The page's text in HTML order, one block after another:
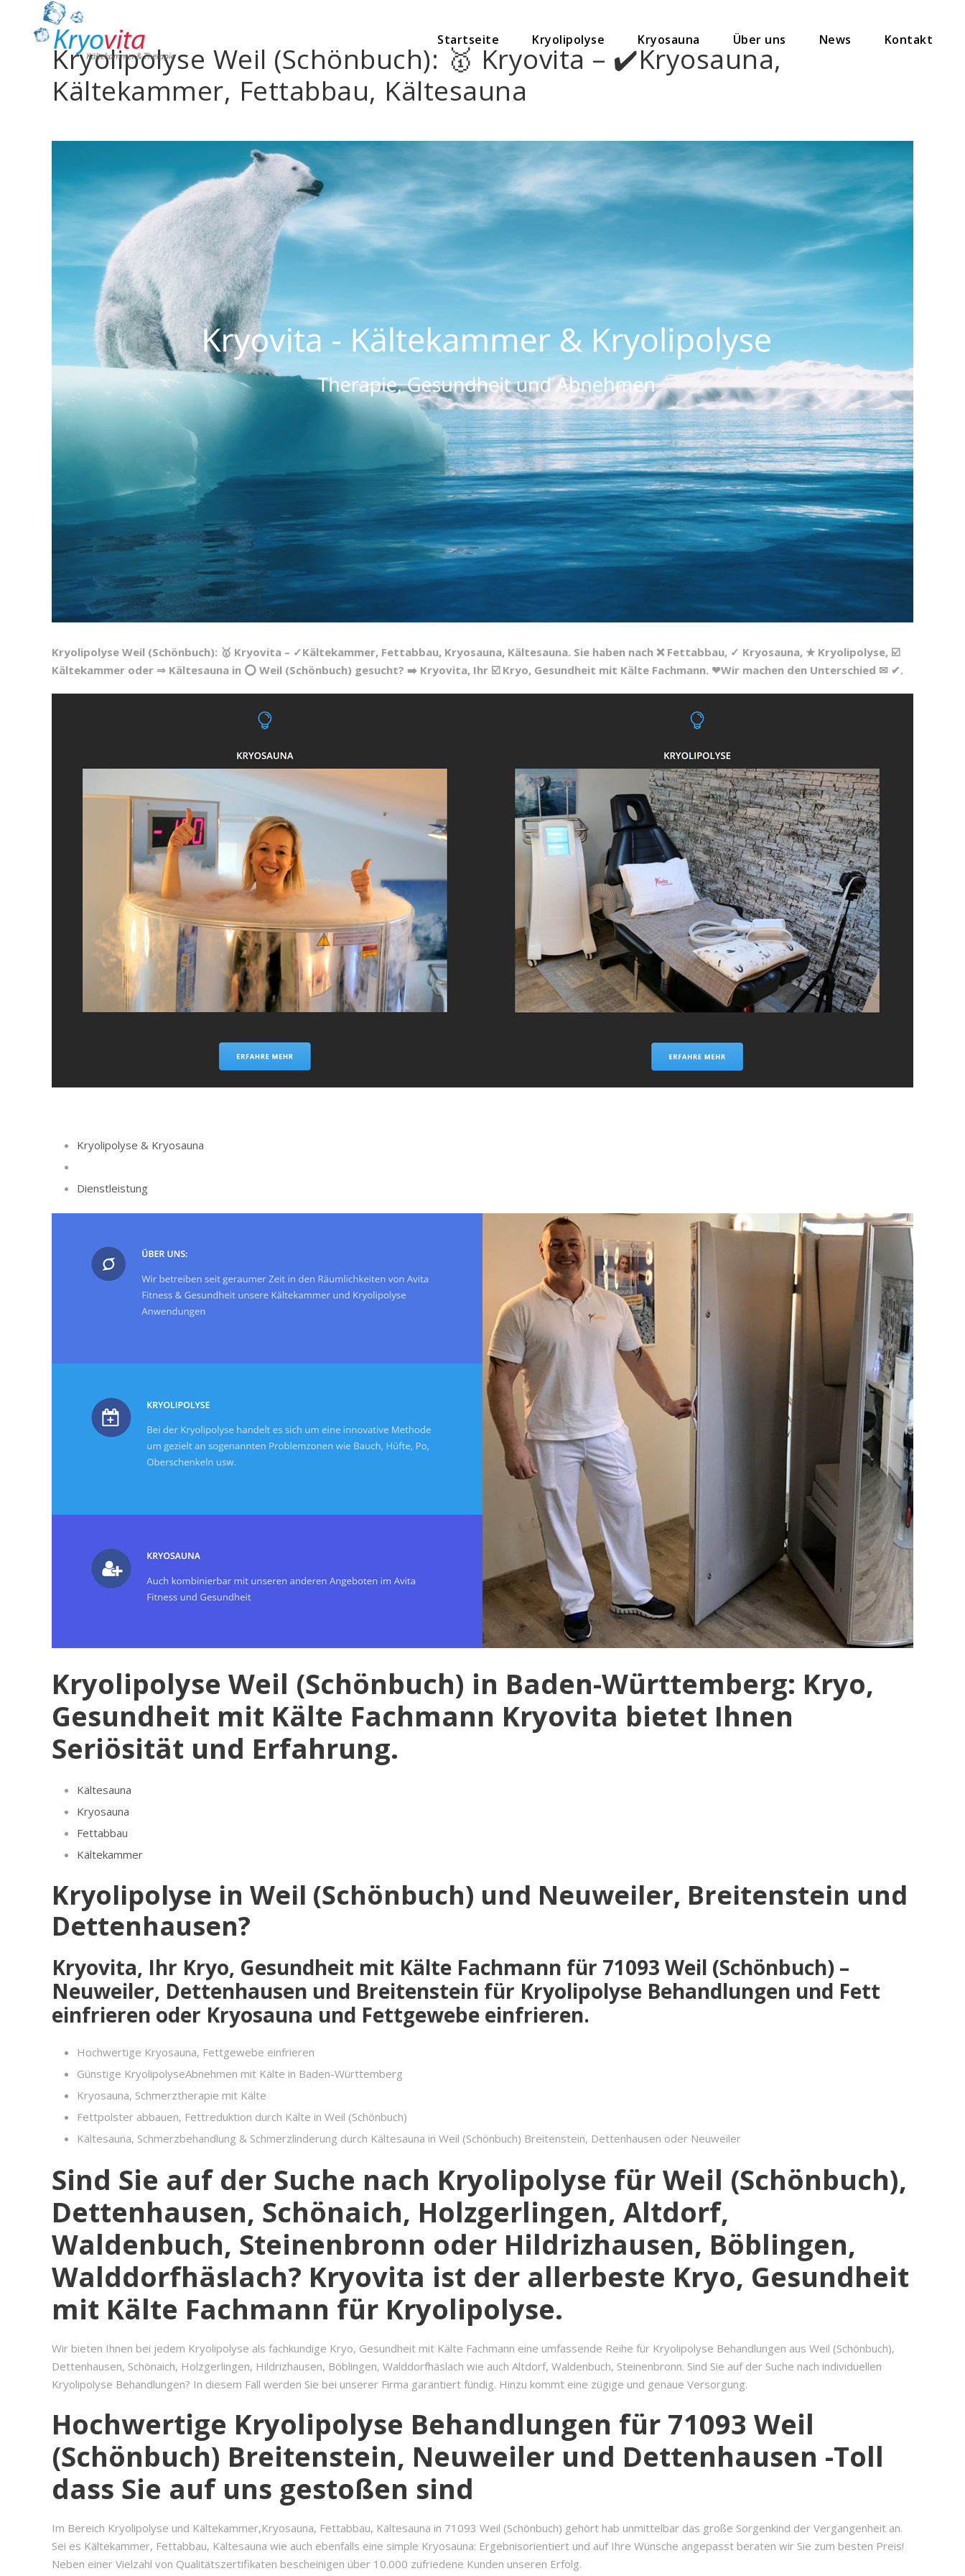
Startseite Kryolipolyse Kryosauna Über uns News Kontakt
Kryolipolyse Weil (Schönbuch): 🥇 Kryovita – ✔️Kryosauna,
Kältekammer, Fettabbau, Kältesauna
Kryolipolyse Weil (Schönbuch): 🥇 Kryovita – ✓Kältekammer, Fettabbau, Kryosauna, Kältesauna. Sie haben nach ❌ Fettabbau, ✓ Kryosauna, ★ Kryolipolyse, ☑️
Kältekammer oder ⇒ Kältesauna in ⭕ Weil (Schönbuch) gesucht? ➡️ Kryovita, Ihr ☑️ Kryo, Gesundheit mit Kälte Fachmann. ❤Wir machen den Unterschied ✉ ✔.
Kryolipolyse & Kryosauna
Dienstleistung
Kryolipolyse Weil (Schönbuch) in Baden-Württemberg: Kryo,
Gesundheit mit Kälte Fachmann Kryovita bietet Ihnen
Seriösität und Erfahrung.
Kältesauna
Kryosauna
Fettabbau
Kältekammer
Kryolipolyse in Weil (Schönbuch) und Neuweiler, Breitenstein und
Dettenhausen?
Kryovita, Ihr Kryo, Gesundheit mit Kälte Fachmann für 71093 Weil (Schönbuch) –
Neuweiler, Dettenhausen und Breitenstein für Kryolipolyse Behandlungen und Fett
einfrieren oder Kryosauna und Fettgewebe einfrieren.
Hochwertige Kryosauna, Fettgewebe einfrieren
Günstige KryolipolyseAbnehmen mit Kälte in Baden-Württemberg
Kryosauna, Schmerztherapie mit Kälte
Fettpolster abbauen, Fettreduktion durch Kälte in Weil (Schönbuch)
Kältesauna, Schmerzbehandlung & Schmerzlinderung durch Kältesauna in Weil (Schönbuch) Breitenstein, Dettenhausen oder Neuweiler
Sind Sie auf der Suche nach Kryolipolyse für Weil (Schönbuch),
Dettenhausen, Schönaich, Holzgerlingen, Altdorf,
Waldenbuch, Steinenbronn oder Hildrizhausen, Böblingen,
Walddorfhäslach? Kryovita ist der allerbeste Kryo, Gesundheit
mit Kälte Fachmann für Kryolipolyse.
Wir bieten Ihnen bei jedem Kryolipolyse als fachkundige Kryo, Gesundheit mit Kälte Fachmann eine umfassende Reihe für Kryolipolyse Behandlungen aus Weil (Schönbuch),
Dettenhausen, Schönaich, Holzgerlingen, Hildrizhausen, Böblingen, Walddorfhäslach wie auch Altdorf, Waldenbuch, Steinenbronn. Sind Sie auf der Suche nach individuellen
Kryolipolyse Behandlungen? In diesem Fall werden Sie bei unserer Firma garantiert fündig. Hinzu kommt eine zügige und genaue Versorgung.
Hochwertige Kryolipolyse Behandlungen für 71093 Weil
(Schönbuch) Breitenstein, Neuweiler und Dettenhausen -Toll
dass Sie auf uns gestoßen sind
Im Bereich Kryolipolyse und Kältekammer,Kryosauna, Fettabbau, Kältesauna in 71093 Weil (Schönbuch) gehört hab unmittelbar das große Sorgenkind der Vergangenheit an.
Sei es Kältekammer, Fettabbau, Kältesauna wie auch ebenfalls eine simple Kryosauna: Ergebnisorientiert und auf Ihre Wünsche angepasst beraten wir Sie zum besten Preis!
Neben einer Vielzahl von Qualitätszertifikaten bescheinigen über 10.000 zufriedene Kunden unseren Erfolg.